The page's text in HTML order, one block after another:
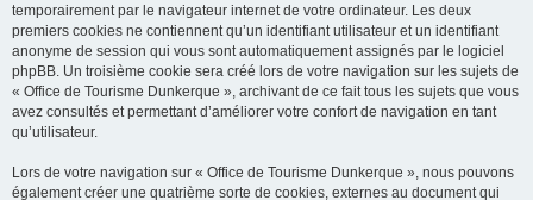
temporairement par le navigateur internet de votre ordinateur. Les deux
premiers cookies ne contiennent qu’un identifiant utilisateur et un identifiant
anonyme de session qui vous sont automatiquement assignés par le logiciel
phpBB. Un troisième cookie sera créé lors de votre navigation sur les sujets de
« Office de Tourisme Dunkerque », archivant de ce fait tous les sujets que vous
avez consultés et permettant d’améliorer votre confort de navigation en tant
qu’utilisateur.
Lors de votre navigation sur « Office de Tourisme Dunkerque », nous pouvons
également créer une quatrième sorte de cookies, externes au document qui